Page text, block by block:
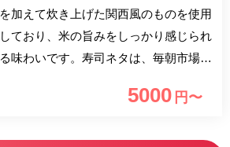
を加えて炊き上げた関西風のものを使用
しており、米の旨みをしっかり感じられ
る味わいです。寿司ネタは、毎朝市場
ら仕入れております。それらの厳選食材
5000 円〜